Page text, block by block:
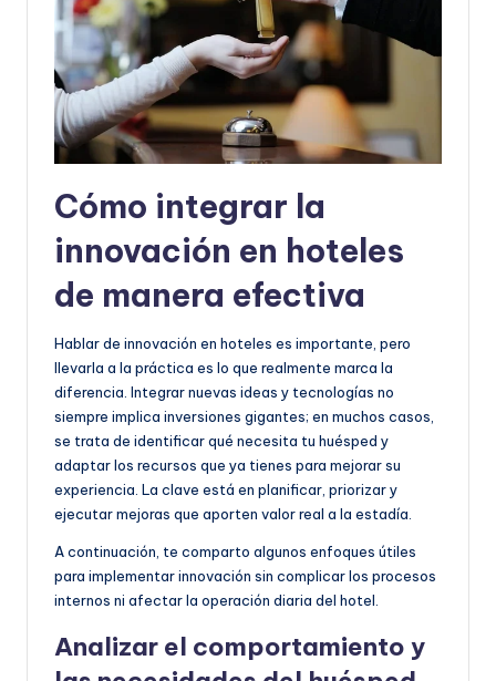
Cómo integrar la
innovación en hoteles
de manera efectiva
Hablar de innovación en hoteles es importante, pero
llevarla a la práctica es lo que realmente marca la
diferencia. Integrar nuevas ideas y tecnologías no
siempre implica inversiones gigantes; en muchos casos,
se trata de identificar qué necesita tu huésped y
adaptar los recursos que ya tienes para mejorar su
experiencia. La clave está en planificar, priorizar y
ejecutar mejoras que aporten valor real a la estadía.
A continuación, te comparto algunos enfoques útiles
para implementar innovación sin complicar los procesos
internos ni afectar la operación diaria del hotel.
Analizar el comportamiento y